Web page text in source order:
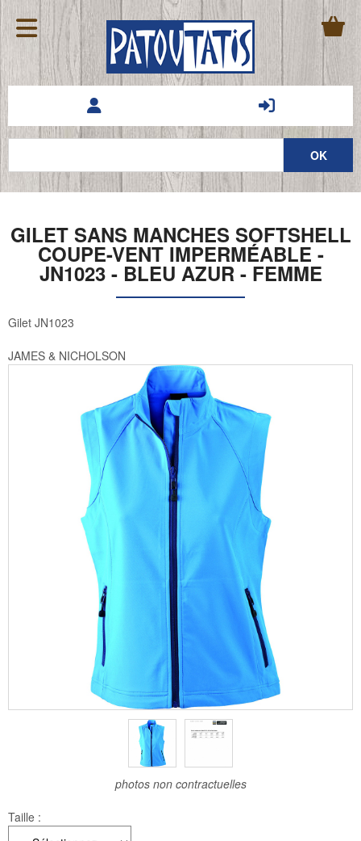
GILET SANS MANCHES SOFTSHELL
COUPE-VENT IMPERMÉABLE -
JN1023 - BLEU AZUR - FEMME
Gilet JN1023
JAMES & NICHOLSON
photos non contractuelles
Taille :